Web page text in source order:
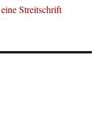
Streitschrift